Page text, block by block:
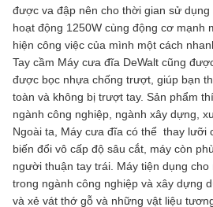
được va đập nên cho thời gian sử
hoạt động 1250W cùng động cơ mạnh
hiện công việc của mình một cách
Tay cầm Máy cưa đĩa DeWalt cũng
được bọc nhựa chống trượt, giúp bạn
toàn và không bị trượt tay. Sản phẩm
ngành công nghiệp, ngành xây dựng,
Ngoài ta, Máy cưa đĩa có thể thay lưỡi
biến đổi vô cấp độ sâu cắt, máy còn
người thuận tay trái. Máy tiện dụng
trong ngành công nghiệp và xây dựng
và xẻ vát thớ gỗ và những vật liệu